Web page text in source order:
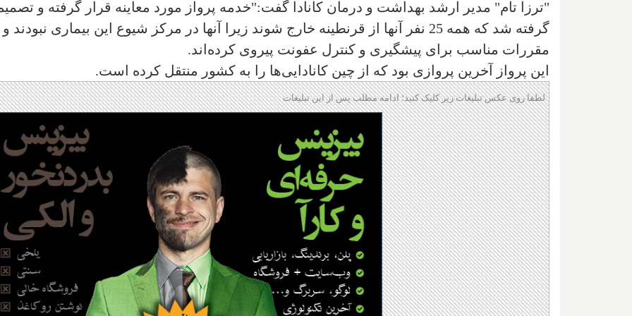
"ترزا تام" مدیر ارشد بهداشت و درمان کانادا گفت:"خدمه پرواز مورد معاینه قرار گرفته و
گرفته شد که همه 25 نفر آنها از قرنطینه خارج شوند زیرا آنها در مرکز شیوع این بیماری نبودند
مقررات مناسب برای پیشگیری و کنترل عفونت پیروی کرده‌اند.
این پرواز آخرین پروازی بود که از چین کانادایی‌ها را به کشور منتقل کرده است.
لطفا روی عکس تبلیغات زیر کلیک کنید؛ ادامه مطلب پس از این تبلیغات